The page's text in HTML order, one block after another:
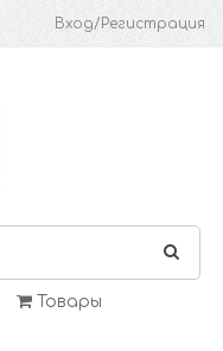
Вход/Регистрация
Товары